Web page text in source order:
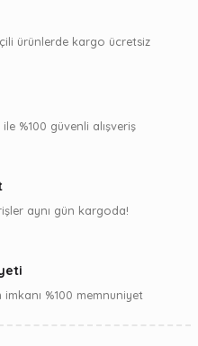
ürünlerde kargo ücretsiz
%100 güvenli alışveriş
aynı gün kargoda!
%100 memnuniyet